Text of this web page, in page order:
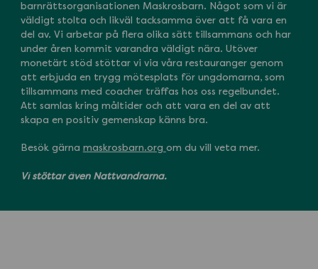
barnrättsorganisationen Maskrosbarn. Något som vi är
väldigt stolta och likväl tacksamma över att få vara en
del av. Vi arbetar på flera olika sätt tillsammans och har
under åren kommit varandra väldigt nära. Utöver
monetärt stöd stöttar vi via våra restauranger genom
att erbjuda en trygg mötesplats för ungdomarna, som
tillsammans med coacher träffas hos oss regelbundet.
Att samlas kring måltider och att vara en del av att
skapa en positiv gemenskap känns bra.
Besök gärna maskrosbarn.org om du vill veta mer.
Vi stöttar även Nattvandrarna.